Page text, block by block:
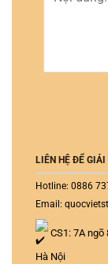
LIÊN HỆ ĐỂ
Hotline: 0886
Email:
CS1: 7A
Hà Nội